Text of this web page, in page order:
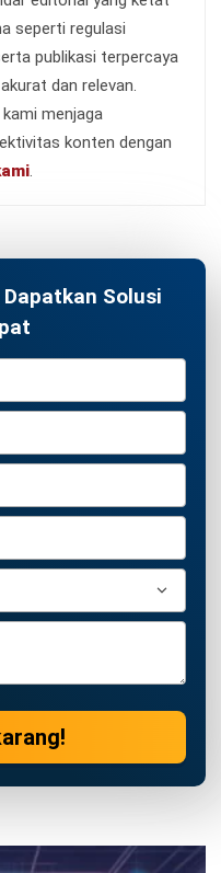
Industri
BNI
bagi